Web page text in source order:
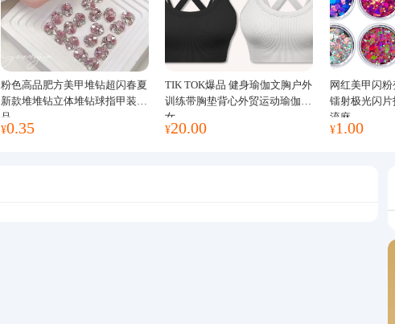
粉色高品肥方美甲堆钻超闪春夏
新款堆堆钻立体堆钻球指甲装饰
品
¥0.35
TIK TOK爆品 健身瑜伽文胸户外
训练带胸垫背心外贸运动瑜伽服
女
¥20.00
网红美甲闪
镭射极光闪片
流麻
¥1.00